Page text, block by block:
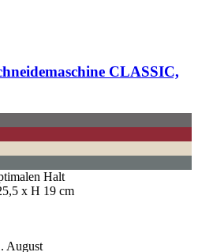
CLASSIC,
Halt
x H 19 cm
August